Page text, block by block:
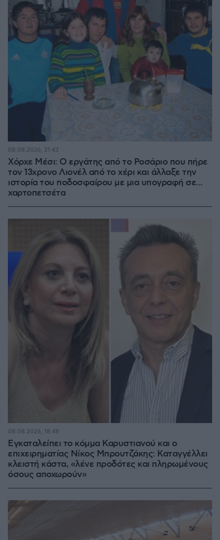
Χόρχε Μέσι: Ο εργάτης από το Ροσάριο που πήρε
τον 13χρονο Λιονέλ από το χέρι και άλλαξε την
ιστορία του ποδοσφαίρου με μια υπογραφή σε...
χαρτοπετσέτα
08.08.2026, 21:43
Εγκαταλείπει το κόμμα Καρυστιανού και ο
επιχειρηματίας Νίκος Μπρουτζάκης: Καταγγέλλει
κλειστή κάστα, «λένε προδότες και πληρωμένους
όσους αποχωρούν»
08.08.2026, 18:48